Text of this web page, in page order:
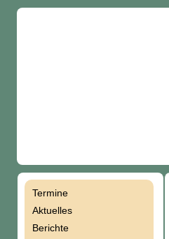
Termine
Aktuelles
Berichte